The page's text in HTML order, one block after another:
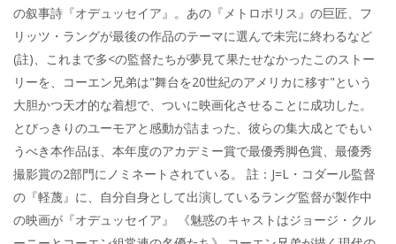
の叙事詩『オデュッセイア』。あの『メトロポリス』の巨匠、フ
リッツ・ラングが最後の作品のテーマに選んで未完に終わるなど
(註)、これまで多<の監督たちが夢見て果たせなかったこのストー
リーを、コーエン兄弟は"舞台を20世紀のアメリカに移す"という
大胆かつ天才的な着想で、ついに映画化させることに成功した。
とびっきりのユーモアと感動が詰まった、彼らの集大成とでもい
うべき本作品ほ、本年度のアカデミー賞で最優秀脚色賞、最優秀
撮影賞の2部門にノミネートされている。 註：J=L・コダール監督
の『軽蔑』に、自分自身として出演しているラング監督が製作中
の映画が『オデュッセイア』 《魅惑のキャストはジョージ・クル